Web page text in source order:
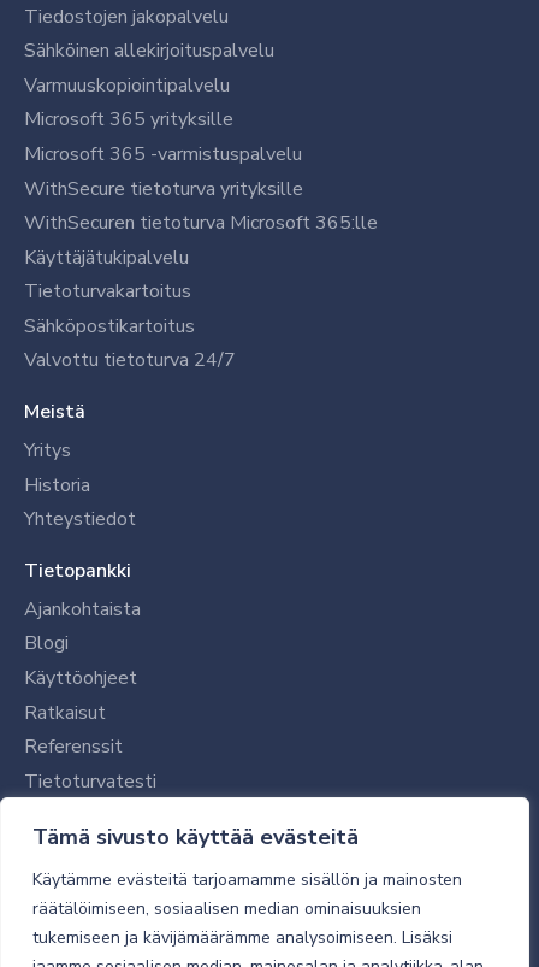
Tämä sivusto käyttää evästeitä
Käytämme evästeitä tarjoamamme sisällön ja mainosten
räätälöimiseen, sosiaalisen median ominaisuuksien
tukemiseen ja kävijämäärämme analysoimiseen. Lisäksi
Tiedostojen jakopalvelu
Sähköinen allekirjoituspalvelu
Varmuuskopiointipalvelu
Microsoft 365 yrityksille
Microsoft 365 -varmistuspalvelu
WithSecure tietoturva yrityksille
WithSecuren tietoturva Microsoft 365:lle
Käyttäjätukipalvelu
Tietoturvakartoitus
Sähköpostikartoitus
Valvottu tietoturva 24/7
Meistä
Yritys
Historia
Yhteystiedot
Tietopankki
Ajankohtaista
Blogi
Käyttöohjeet
Ratkaisut
Referenssit
Tietoturvatesti
Tilaajalle
Toimitustavat ja -kulut
Verkkokaupan yleiset ehdot
Toimitusehdot